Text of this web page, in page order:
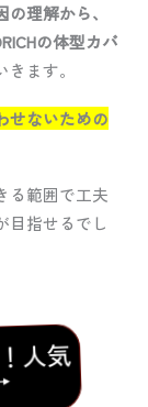
理解から、
の体型カバ
ます。
せないための
る範囲で工夫
目指せるでし
人気